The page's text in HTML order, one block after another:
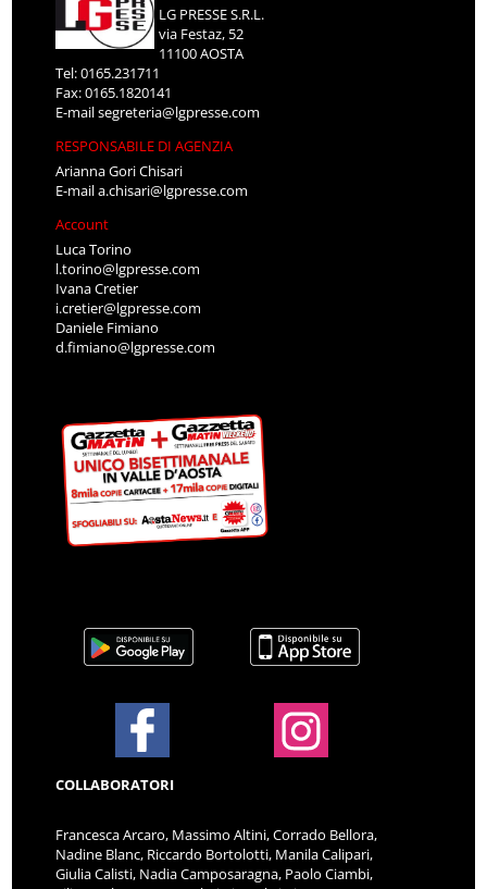
LG PRESSE S.R.L.
via Festaz, 52
11100 AOSTA
Tel: 0165.231711
Fax: 0165.1820141
E-mailsegreteria@lgpresse.com
RESPONSABILE DI AGENZIA
Arianna Gori Chisari
E-maila.chisari@lgpresse.com
Account
Luca Torino
l.torino@lgpresse.com
Ivana Cretier
i.cretier@lgpresse.com
Daniele Fimiano
d.fimiano@lgpresse.com
COLLABORATORI
Francesca Arcaro, Massimo Altini, Corrado Bellora,
Nadine Blanc, Riccardo Bortolotti, Manila Calipari,
Giulia Calisti, Nadia Camposaragna, Paolo Ciambi,